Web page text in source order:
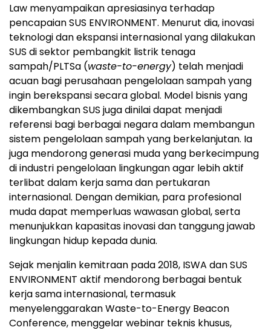
Law menyampaikan apresiasinya terhadap
pencapaian SUS ENVIRONMENT. Menurut dia, inovasi
teknologi dan ekspansi internasional yang dilakukan
SUS di sektor pembangkit listrik tenaga
sampah/PLTSa (waste-to-energy) telah menjadi
acuan bagi perusahaan pengelolaan sampah yang
ingin berekspansi secara global. Model bisnis yang
dikembangkan SUS juga dinilai dapat menjadi
referensi bagi berbagai negara dalam membangun
sistem pengelolaan sampah yang berkelanjutan. Ia
juga mendorong generasi muda yang berkecimpung
di industri pengelolaan lingkungan agar lebih aktif
terlibat dalam kerja sama dan pertukaran
internasional. Dengan demikian, para profesional
muda dapat memperluas wawasan global, serta
menunjukkan kapasitas inovasi dan tanggung jawab
lingkungan hidup kepada dunia.
Sejak menjalin kemitraan pada 2018, ISWA dan SUS
ENVIRONMENT aktif mendorong berbagai bentuk
kerja sama internasional, termasuk
menyelenggarakan Waste-to-Energy Beacon
Conference, menggelar webinar teknis khusus,